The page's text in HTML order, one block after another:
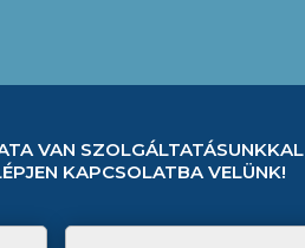
VAN SZOLGÁLTATÁSUNKKAL
KAPCSOLATBA VELÜNK!